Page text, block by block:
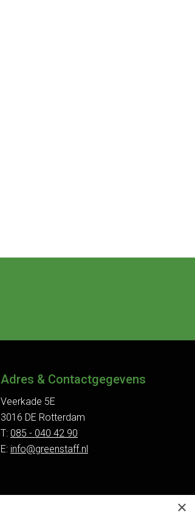
Adres & Contactgegevens
Veerkade 5E
3016 DE Rotterdam
T: 085 - 040 42 90
E: info@greenstaff.nl
×